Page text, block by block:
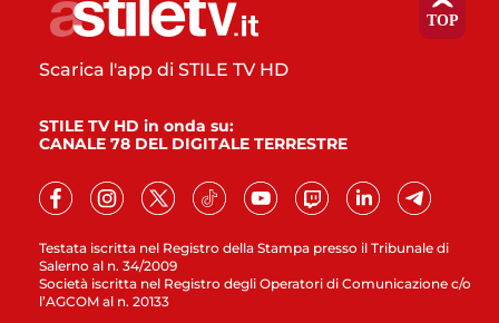
Testata iscritta nel Registro della Stampa presso il Tribunale di
Salerno al n. 34/2009
Società iscritta nel Registro degli Operatori di Comunicazione c/o
l’AGCOM al n. 20133
Scarica l'app di STILE TV HD
STILE TV HD in onda su:
CANALE 78 DEL DIGITALE TERRESTRE